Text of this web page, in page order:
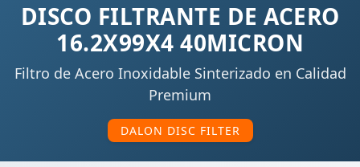
DISCO FILTRANTE DE ACERO
16.2X99X4 40MICRON
Filtro de Acero Inoxidable Sinterizado en Calidad
Premium
DALON DISC FILTER